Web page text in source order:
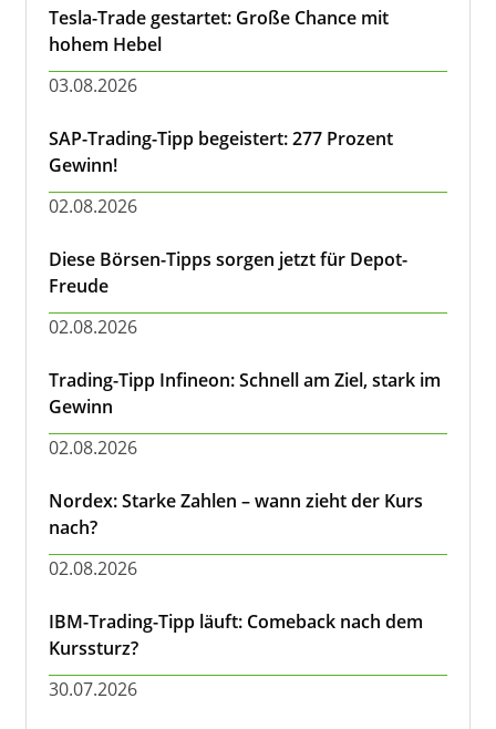
Tesla-Trade gestartet: Große Chance mit
hohem Hebel
03.08.2026
SAP-Trading-Tipp begeistert: 277 Prozent
Gewinn!
02.08.2026
Diese Börsen-Tipps sorgen jetzt für Depot-
Freude
02.08.2026
Trading-Tipp Infineon: Schnell am Ziel, stark im
Gewinn
02.08.2026
Nordex: Starke Zahlen – wann zieht der Kurs
nach?
02.08.2026
IBM-Trading-Tipp läuft: Comeback nach dem
Kurssturz?
30.07.2026